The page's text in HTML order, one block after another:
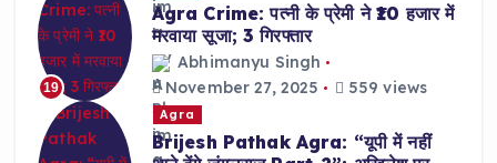
19
Agra Crime: पत्नी के प्रेमी ने ₹10 हजार में
मरवाया सूजा; 3 गिरफ्तार
Abhimanyu Singh
November 27, 2025
559 views
Agra
Brijesh Pathak Agra: “यूपी में नहीं